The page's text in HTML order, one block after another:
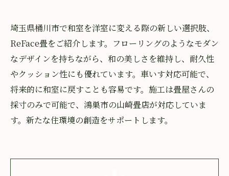
埼玉県桶川市で和室を洋室に変える際の新しい選択肢、
ReFace畳をご紹介します。フローリングのようなモダン
なデザインを持ちながら、和の美しさを維持し、耐久性
やクッション性にも優れています。車いす対応可能で、
将来的に和室に戻すことも容易です。施工は畳屋さんの
採寸のみで可能で、鴻巣市の山崎畳店が対応していま
す。新たな住環境の創造をサポートします。